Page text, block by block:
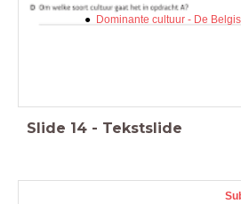
Dominante cultuur - De
Slide 14 - Tekstslide